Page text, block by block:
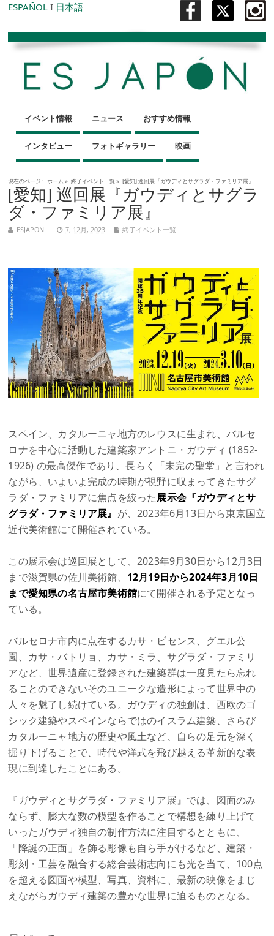
ESPAÑOL I 日本語
イベント情報 ニュース おすすめ情報
インタビュー フォトギャラリー 映画
現在のページ : ホーム » 終了イベント一覧» [愛知] 巡回展『ガウディとサグラダ・ファミリア展』
[愛知] 巡回展『ガウディとサグラ
ダ・ファミリア展』
ESJAPON 7, 12月, 2023 終了イベント一覧
スペイン、カタルーニャ地方のレウスに生まれ、バルセ
ロナを中心に活動した建築家アントニ・ガウディ (1852-
1926) の最高傑作であり、長らく「未完の聖堂」と言われ
ながら、いよいよ完成の時期が視野に収まってきたサグ
ラダ・ファミリアに焦点を絞った展示会『ガウディとサ
グラダ・ファミリア展』 が、2023年6月13日から東京国立
近代美術館にて開催されている。
この展示会は巡回展として、2023年9月30日から12月3日
まで滋賀県の佐川美術館、 12月19日から2024年3月10日
まで愛知県の名古屋市美術館にて開催される予定となっ
ている。
バルセロナ市内に点在するカサ・ビセンス、グエル公
園、カサ・バトリョ、カサ・ミラ、サグラダ・ファミリ
アなど、世界遺産に登録された建築群は一度見たら忘れ
ることのできないそのユニークな造形によって世界中の
人々を魅了し続けている。ガウディの独創は、西欧のゴ
シック建築やスペインならではのイスラム建築、さらび
カタルーニャ地方の歴史や風土など、自らの足元を深く
掘り下げることで、時代や洋式を飛び越える革新的な表
現に到達したことにある。
『ガウディとサグラダ・ファミリア展』では、図面のみ
ならず、膨大な数の模型を作ることで構想を練り上げて
いったガウディ独自の制作方法に注目するとともに、
「降誕の正面」を飾る彫像も自ら手がけるなど、建築・
彫刻・工芸を融合する総合芸術志向にも光を当て、100点
を超える図面や模型、写真、資料に、最新の映像をまじ
えながらガウディ建築の豊かな世界に迫るものとなる。